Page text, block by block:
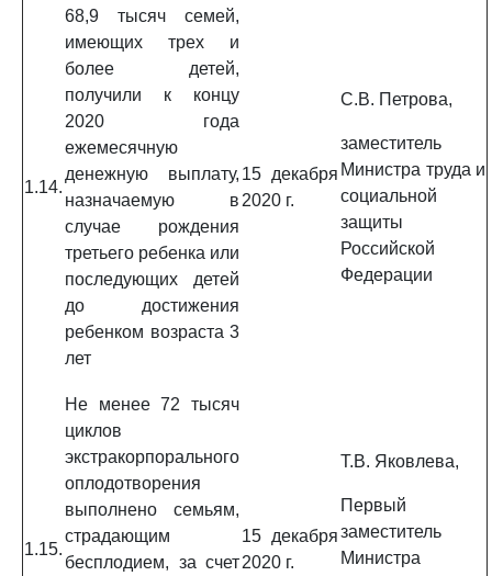
1.14.
68,9 тысяч семей,
имеющих трех и
более детей,
получили к концу
2020 года
ежемесячную
денежную выплату,
назначаемую в
случае рождения
третьего ребенка или
последующих детей
до достижения
ребенком возраста 3
лет
15 декабря
2020 г.
С.В. Петрова,
заместитель
Министра труда и
социальной
защиты
Российской
Федерации
1.15.
Не менее 72 тысяч
циклов
экстракорпорального
оплодотворения
выполнено семьям,
страдающим
бесплодием, за счет
15 декабря
2020 г.
Т.В. Яковлева,
Первый
заместитель
Министра